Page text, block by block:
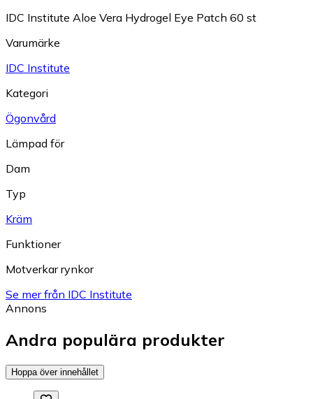
IDC Institute Aloe Vera Hydrogel Eye Patch 60 st
Varumärke
IDC Institute
Kategori
Ögonvård
Lämpad för
Dam
Typ
Kräm
Funktioner
Motverkar rynkor
Se mer från IDC Institute
Annons
Andra populära produkter
Hoppa över innehållet